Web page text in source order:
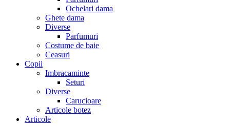
Ochelari dama
Ghete dama
Diverse
Parfumuri
Costume de baie
Ceasuri
Copii
Imbracaminte
Seturi
Diverse
Carucioare
Articole botez
Articole